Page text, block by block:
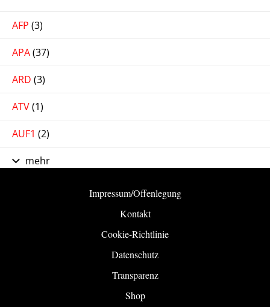
AFP (3)
APA(37)
ARD (3)
ATV(1)
AUF1 (2)
mehr
Impressum/Offenlegung
Kontakt
Cookie-Richtlinie
Datenschutz
Transparenz
Shop